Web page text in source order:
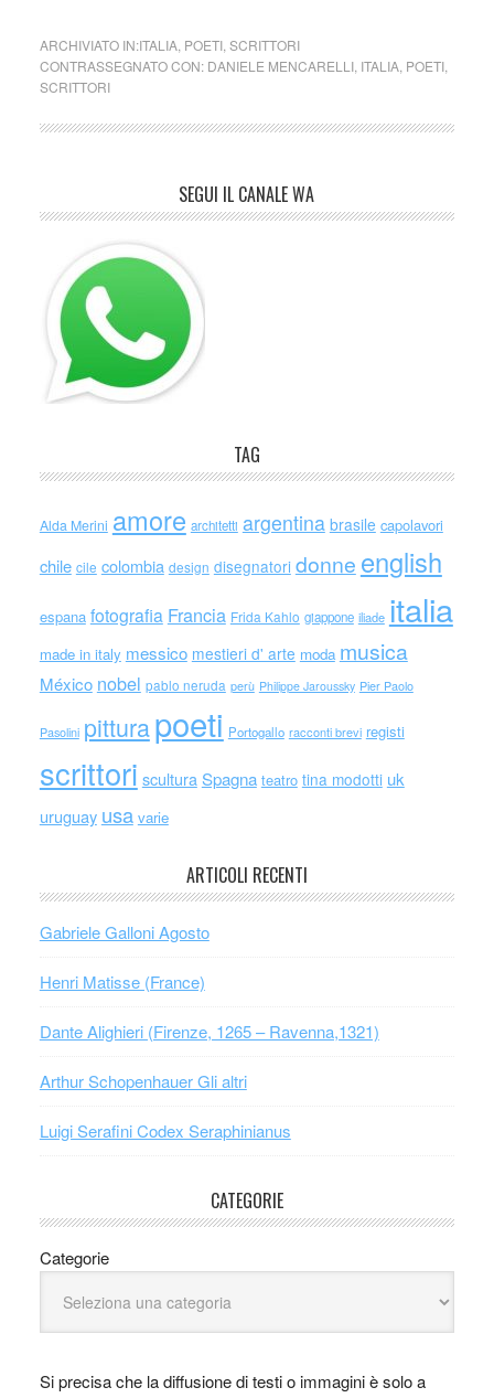
ARCHIVIATO IN:ITALIA, POETI, SCRITTORI
CONTRASSEGNATO CON: DANIELE MENCARELLI, ITALIA, POETI,
SCRITTORI
SEGUI IL CANALE WA
TAG
Alda Merini amore architetti argentina brasile capolavori
chile cile colombia design disegnatori donne english
espana fotografia Francia Frida Kahlo giappone iliade italia
made in italy messico mestieri d' arte moda musica
México nobel pablo neruda perù Philippe Jaroussky Pier Paolo
Pasolini pitturapoeti Portogallo racconti brevi registi
scrittori scultura Spagna teatro tina modotti uk
uruguay usa varie
ARTICOLI RECENTI
Gabriele Galloni Agosto
Henri Matisse (France)
Dante Alighieri (Firenze, 1265 – Ravenna,1321)
Arthur Schopenhauer Gli altri
Luigi Serafini Codex Seraphinianus
CATEGORIE
Categorie
Si precisa che la diffusione di testi o immagini è solo a